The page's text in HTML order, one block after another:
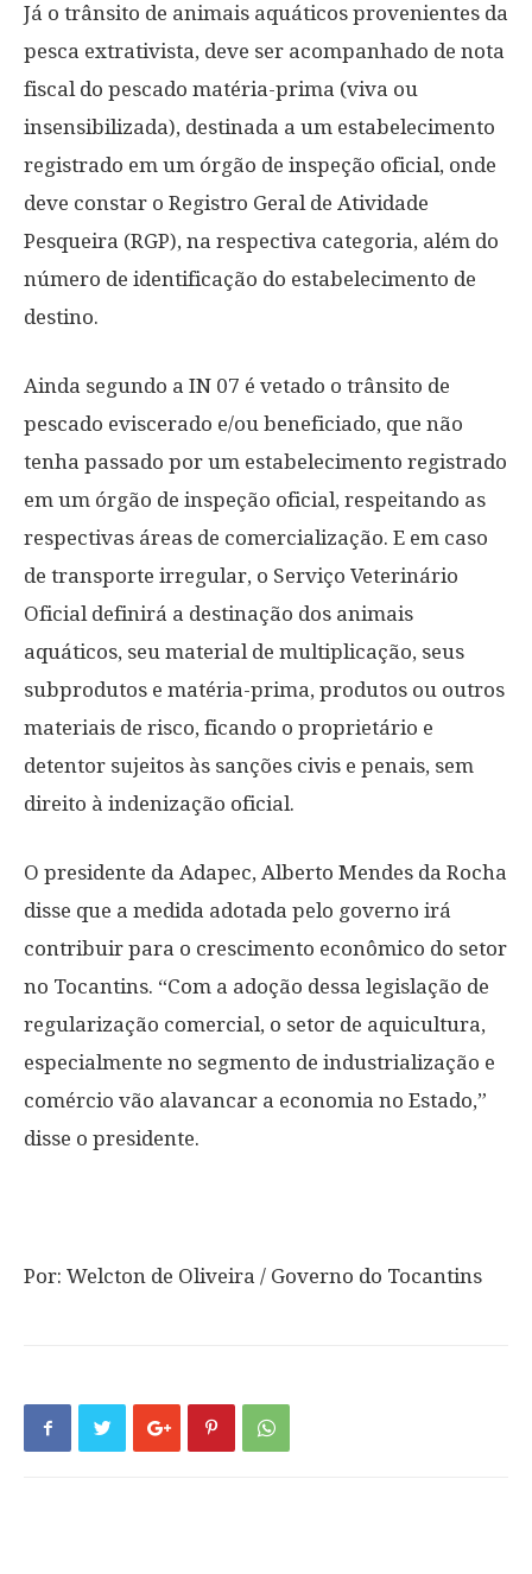
Já o trânsito de animais aquáticos provenientes da
pesca extrativista, deve ser acompanhado de nota
fiscal do pescado matéria-prima (viva ou
insensibilizada), destinada a um estabelecimento
registrado em um órgão de inspeção oficial, onde
deve constar o Registro Geral de Atividade
Pesqueira (RGP), na respectiva categoria, além do
número de identificação do estabelecimento de
destino.
Ainda segundo a IN 07 é vetado o trânsito de
pescado eviscerado e/ou beneficiado, que não
tenha passado por um estabelecimento registrado
em um órgão de inspeção oficial, respeitando as
respectivas áreas de comercialização. E em caso
de transporte irregular, o Serviço Veterinário
Oficial definirá a destinação dos animais
aquáticos, seu material de multiplicação, seus
subprodutos e matéria-prima, produtos ou outros
materiais de risco, ficando o proprietário e
detentor sujeitos às sanções civis e penais, sem
direito à indenização oficial.
O presidente da Adapec, Alberto Mendes da Rocha
disse que a medida adotada pelo governo irá
contribuir para o crescimento econômico do setor
no Tocantins. “Com a adoção dessa legislação de
regularização comercial, o setor de aquicultura,
especialmente no segmento de industrialização e
comércio vão alavancar a economia no Estado,”
disse o presidente.
Por: Welcton de Oliveira / Governo do Tocantins